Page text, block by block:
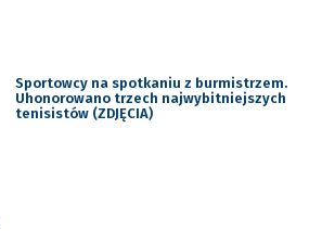
Sportowcy na spotkaniu z burmistrzem.
Uhonorowano trzech najwybitniejszych
tenisistów (ZDJĘCIA)